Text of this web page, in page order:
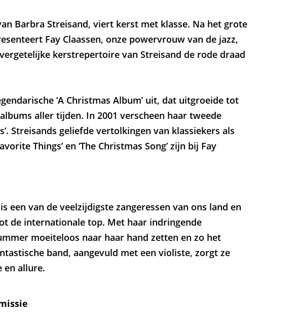
Barbra Streisand, viert kerst met klasse. Na het grote
Fay Claassen, onze powervrouw van de jazz,
kerstrepertoire van Streisand de rode draad
‘A Christmas Album’ uit, dat uitgroeide tot
aller tijden. In 2001 verscheen haar tweede
Streisands geliefde vertolkingen van klassiekers als
Things’ en ‘The Christmas Song’ zijn bij Fay
een van de veelzijdigste zangeressen van ons land en
de internationale top. Met haar indringende
moeiteloos naar haar hand zetten en zo het
band, aangevuld met een violiste, zorgt ze
en allure.